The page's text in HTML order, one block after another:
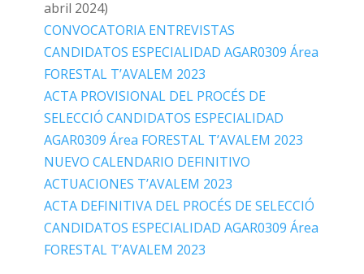
abril 2024)
CONVOCATORIA ENTREVISTAS
CANDIDATOS ESPECIALIDAD AGAR0309 Área
FORESTAL T’AVALEM 2023
ACTA PROVISIONAL DEL PROCÉS DE
SELECCIÓ CANDIDATOS ESPECIALIDAD
AGAR0309 Área FORESTAL T’AVALEM 2023
NUEVO CALENDARIO DEFINITIVO
ACTUACIONES T’AVALEM 2023
ACTA DEFINITIVA DEL PROCÉS DE SELECCIÓ
CANDIDATOS ESPECIALIDAD AGAR0309 Área
FORESTAL T’AVALEM 2023